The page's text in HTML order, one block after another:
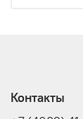
Контакты